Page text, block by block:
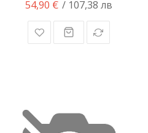
54,90 € / 107,38 лв